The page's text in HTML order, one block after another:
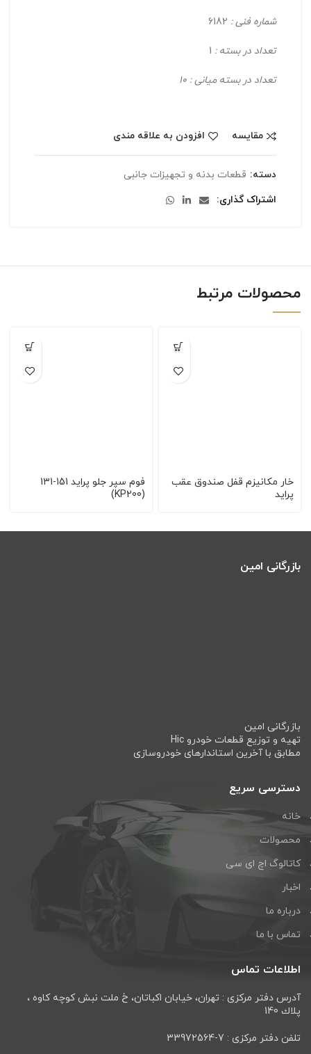
شماره فنی :
تعداد در بسته :
تعداد در بسته میانی : 10
مقایسه افزودن به علاقه مندی
دسته: قطعات بدنه و تجهیزات جانبی
اشتراک گذاری
محصولات مرتبط
خار مکانیزم قفل صندوق عقب
پراید
فوم سپر جلو پراید 151-131
(KP200)
بازرگانی امین
بازرگانی امین
تهیه و توزیع قطعات خودرو Hic
مطابق با آخرین استاندارهای خودروسازی
دسترسی سریع
خانه
محصولات
کاتالوگ اچ ای سی
اخبار
درباره ما
تماس با ما
اطلاعات تماس
آدرس دفتر مرکزی : تهران، خيابان اكباتان، خ ملت نبش كوچه كاوه ،
پلاك 140
تلفن دفتر مرکزی : 7-33972564